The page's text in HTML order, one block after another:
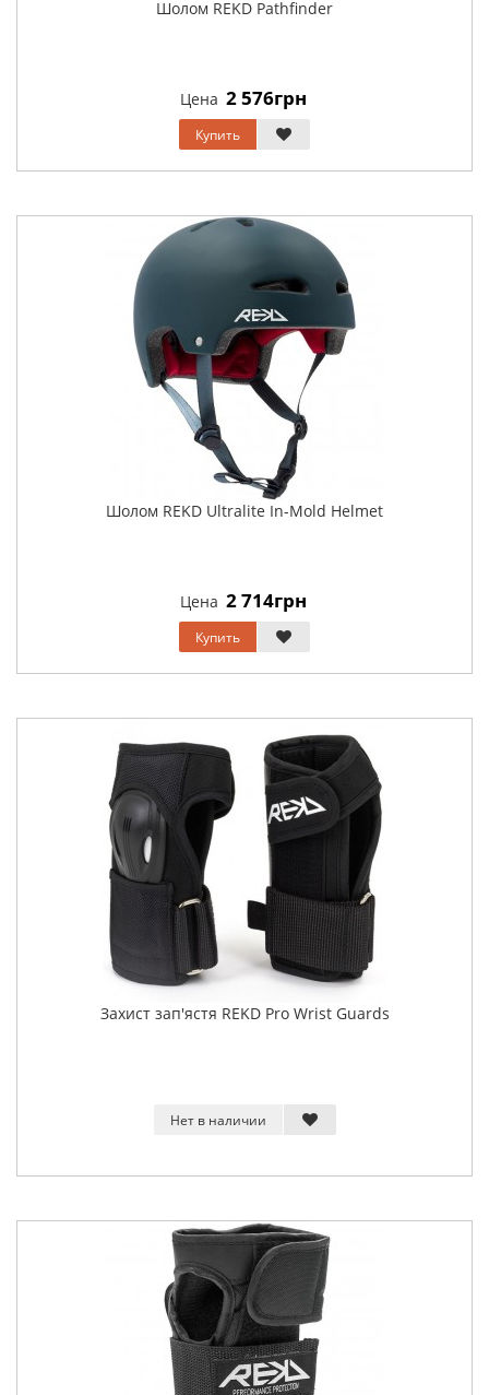
Шолом REKD Pathfinder
Цена 2 576грн
Купить
Шолом REKD Ultralite In-Mold Helmet
Цена 2 714грн
Купить
Захист зап'ястя REKD Pro Wrist Guards
Нет в наличии